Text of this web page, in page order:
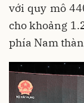
với quy mô
cho khoảng
phía Nam